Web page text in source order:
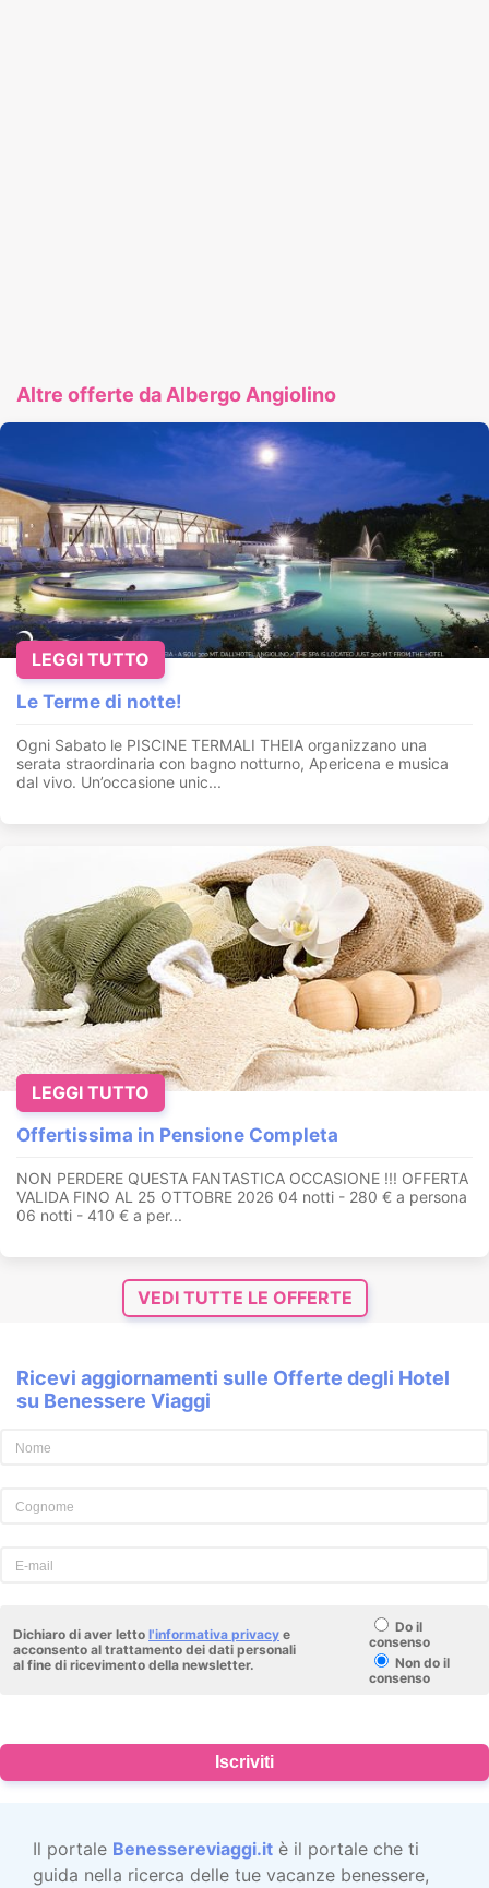
Altre offerte da Albergo Angiolino
Le Terme di notte!
Ogni Sabato le PISCINE TERMALI THEIA organizzano una
serata straordinaria con bagno notturno, Apericena e musica
dal vivo. Un’occasione unic...
LEGGI TUTTO
Offertissima in Pensione Completa
NON PERDERE QUESTA FANTASTICA OCCASIONE !!! OFFERTA
VALIDA FINO AL 25 OTTOBRE 2026 04 notti - 280 € a persona
06 notti - 410 € a per...
LEGGI TUTTO
VEDI TUTTE LE OFFERTE
Ricevi aggiornamenti sulle Offerte degli Hotel
su Benessere Viaggi
Dichiaro di aver letto l'informativa privacy e
acconsento al trattamento dei dati personali
al fine di ricevimento della newsletter.
Do il
consenso
Non do il
consenso
Iscriviti
Il portale Benessereviaggi.it è il portale che ti
guida nella ricerca delle tue vacanze benessere,